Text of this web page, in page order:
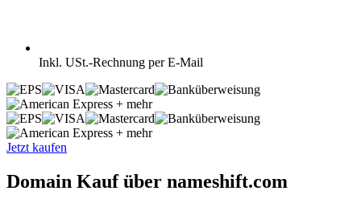
Inkl. USt.-Rechnung per E-Mail
+ mehr
+ mehr
Jetzt kaufen
Domain Kauf über nameshift.com